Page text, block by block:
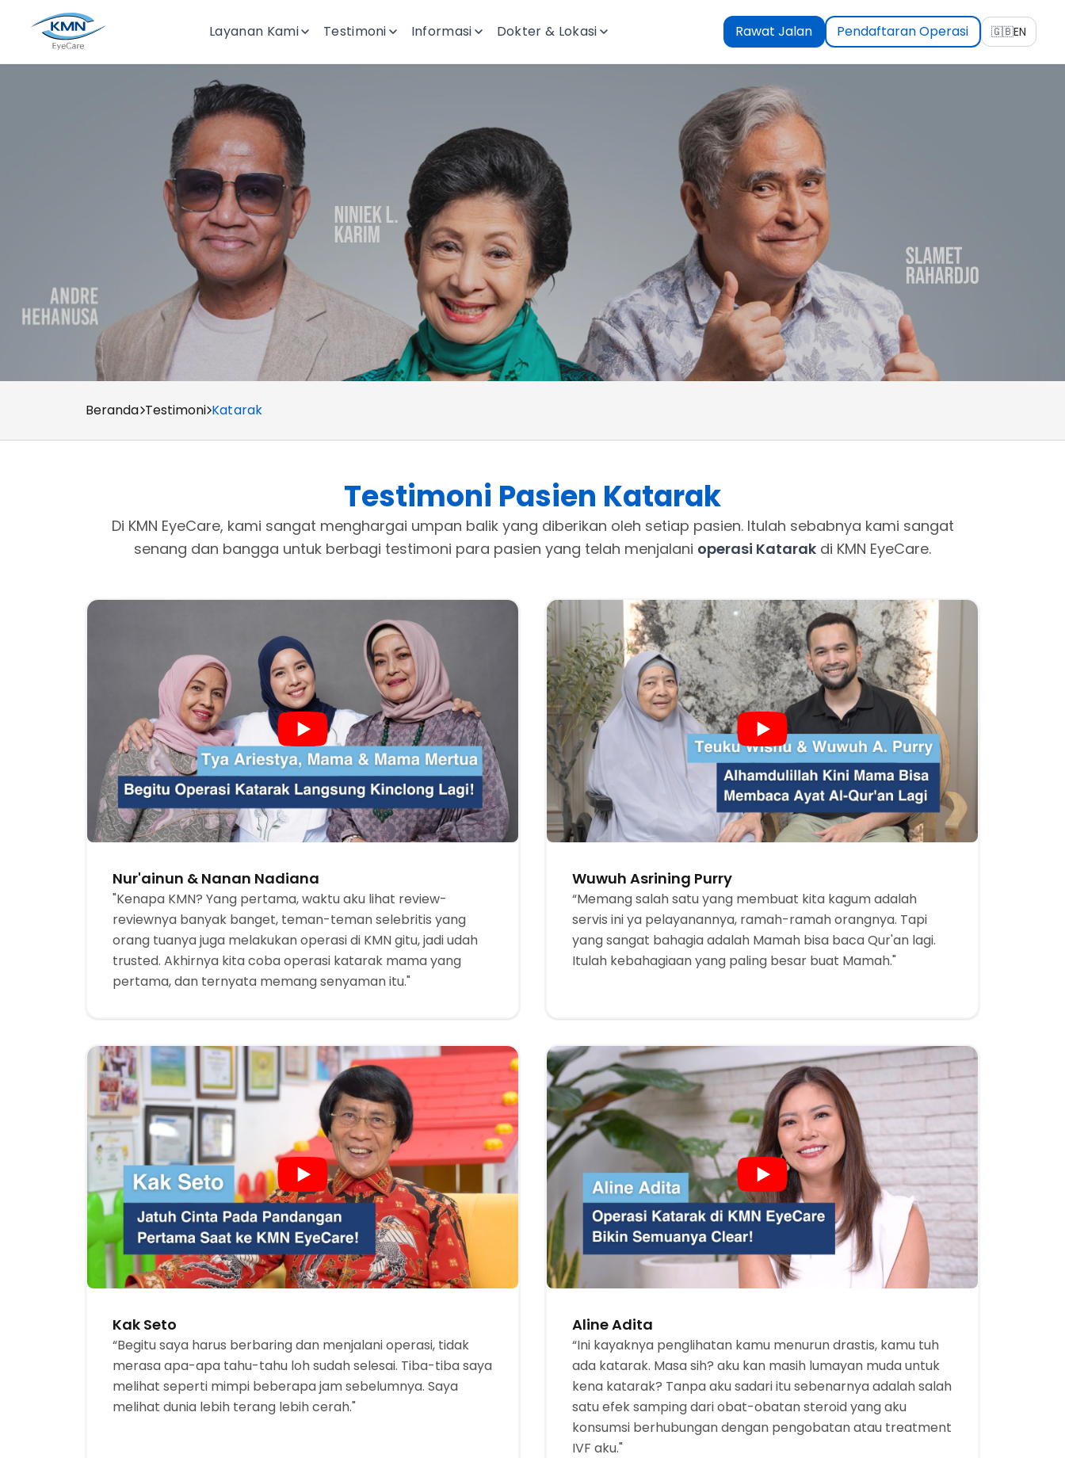
Layanan Kami Testimoni Informasi Dokter & Lokasi Rawat Jalan Pendaftaran Operasi 🇬🇧EN
Beranda Testimoni Katarak
Testimoni Pasien Katarak
Di KMN EyeCare, kami sangat menghargai umpan balik yang diberikan oleh setiap pasien. Itulah sebabnya kami sangat
senang dan bangga untuk berbagi testimoni para pasien yang telah menjalani operasi Katarak di KMN EyeCare.
Nur'ainun & Nanan Nadiana
"Kenapa KMN? Yang pertama, waktu aku lihat review-
reviewnya banyak banget, teman-teman selebritis yang
orang tuanya juga melakukan operasi di KMN gitu, jadi udah
trusted. Akhirnya kita coba operasi katarak mama yang
pertama, dan ternyata memang senyaman itu."
Wuwuh Asrining Purry
“Memang salah satu yang membuat kita kagum adalah
servis ini ya pelayanannya, ramah-ramah orangnya. Tapi
yang sangat bahagia adalah Mamah bisa baca Qur'an lagi.
Itulah kebahagiaan yang paling besar buat Mamah."
Kak Seto
“Begitu saya harus berbaring dan menjalani operasi, tidak
merasa apa-apa tahu-tahu loh sudah selesai. Tiba-tiba saya
melihat seperti mimpi beberapa jam sebelumnya. Saya
melihat dunia lebih terang lebih cerah."
Aline Adita
“Ini kayaknya penglihatan kamu menurun drastis, kamu tuh
ada katarak. Masa sih? aku kan masih lumayan muda untuk
kena katarak? Tanpa aku sadari itu sebenarnya adalah salah
satu efek samping dari obat-obatan steroid yang aku
konsumsi berhubungan dengan pengobatan atau treatment
IVF aku."